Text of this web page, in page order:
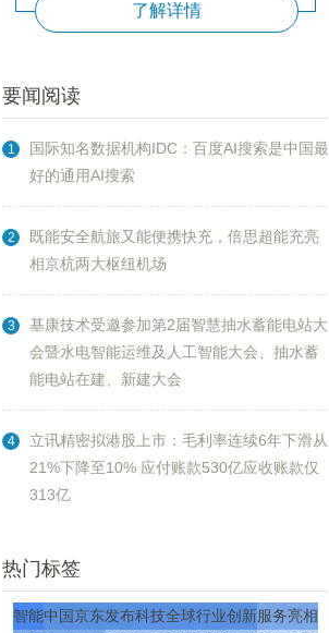
了解详情
要闻阅读
1
国际知名数据机构IDC：百度AI搜索是中国最
好的通用AI搜索
2
既能安全航旅又能便携快充，倍思超能充亮
相京杭两大枢纽机场
3
基康技术受邀参加第2届智慧抽水蓄能电站大
会暨水电智能运维及人工智能大会、抽水蓄
能电站在建、新建大会
4
立讯精密拟港股上市：毛利率连续6年下滑从
21%下降至10% 应付账款530亿应收账款仅
313亿
热门标签
智能中国京东发布科技全球行业创新服务亮相